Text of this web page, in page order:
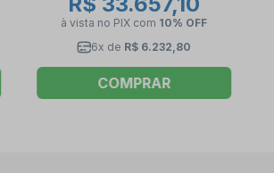
à vista no PIX com 10% OFF
6x de R$ 6.232,80
COMPRAR